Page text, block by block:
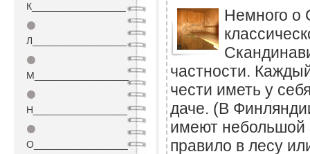
К_________________
⚫
Л_________________
⚫
М_________________
⚫
Н_________________
⚫
О_________________
Немного
частности.
чести иметь у
даче. (В
имеют небольшой
правило в лесу